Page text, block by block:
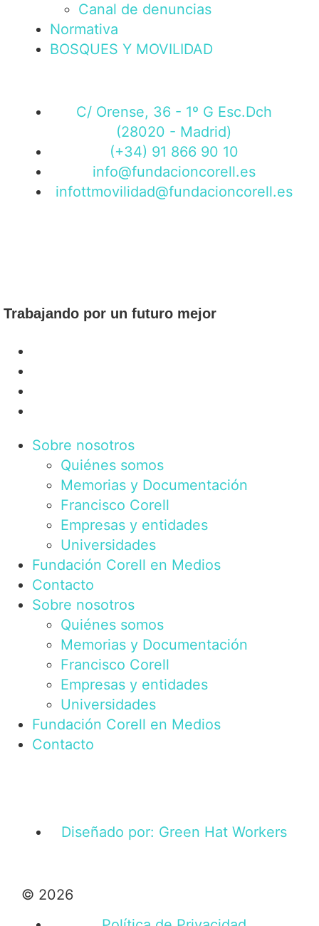
Canal de denuncias
Normativa
BOSQUES Y MOVILIDAD
C/ Orense, 36 - 1º G Esc.Dch
(28020 - Madrid)
(+34) 91 866 90 10
info@fundacioncorell.es
infottmovilidad@fundacioncorell.es
Trabajando por un futuro mejor
Sobre nosotros
Quiénes somos
Memorias y Documentación
Francisco Corell
Empresas y entidades
Universidades
Fundación Corell en Medios
Contacto
Sobre nosotros
Quiénes somos
Memorias y Documentación
Francisco Corell
Empresas y entidades
Universidades
Fundación Corell en Medios
Contacto
© 2026
Diseñado por: Green Hat Workers